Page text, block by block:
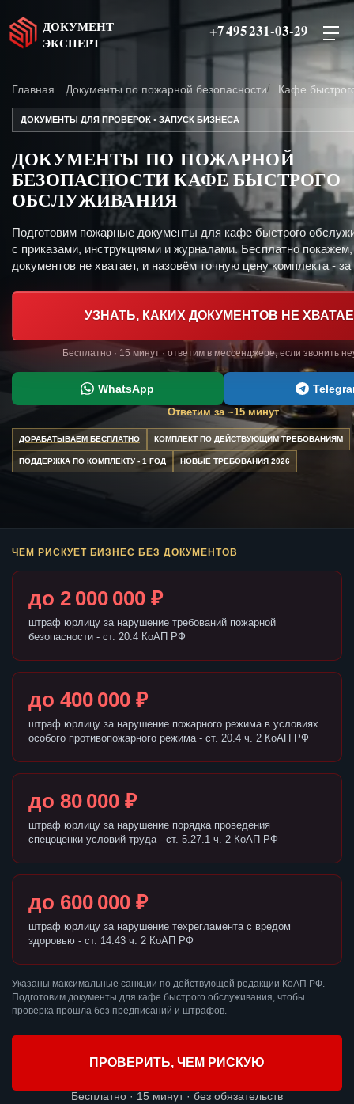
ДОКУМЕНТ
ЭКСПЕРТ
+7 495 231-03-29
Главная Документы по пожарной безопасности Кафе
ДОКУМЕНТЫ ДЛЯ ПРОВЕРОК • ЗАПУСК БИЗНЕСА
ДОКУМЕНТЫ ПО ПОЖАРНОЙ
БЕЗОПАСНОСТИ КАФЕ БЫСТРОГО
ОБСЛУЖИВАНИЯ
Подготовим пожарные документы для кафе быстрого
с приказами, инструкциями и журналами. Бесплатно покажем,
документов не хватает, и назовём точную цену комплекта - за
УЗНАТЬ, КАКИХ ДОКУМЕНТОВ НЕ
Бесплатно · 15 минут · ответим в мессенджере, если звонить
WhatsApp
Ответим за ~15 минут
ДОРАБАТЫВАЕМ БЕСПЛАТНО КОМПЛЕКТ ПО ДЕЙСТВУЮЩИМ ТРЕБОВАНИЯМ
ПОДДЕРЖКА ПО КОМПЛЕКТУ - 1 ГОД НОВЫЕ ТРЕБОВАНИЯ 2026
ЧЕМ РИСКУЕТ БИЗНЕС БЕЗ ДОКУМЕНТОВ
до 2 000 000 ₽
штраф юрлицу за нарушение требований пожарной
безопасности - ст. 20.4 КоАП РФ
до 400 000 ₽
штраф юрлицу за нарушение пожарного режима в условиях
особого противопожарного режима - ст. 20.4 ч. 2 КоАП РФ
до 80 000 ₽
штраф юрлицу за нарушение порядка проведения
спецоценки условий труда - ст. 5.27.1 ч. 2 КоАП РФ
до 600 000 ₽
штраф юрлицу за нарушение техрегламента с вредом
здоровью - ст. 14.43 ч. 2 КоАП РФ
Указаны максимальные санкции по действующей редакции КоАП РФ.
Подготовим документы для кафе быстрого обслуживания, чтобы
проверка прошла без предписаний и штрафов.
ПРОВЕРИТЬ, ЧЕМ РИСКУЮ
Бесплатно · 15 минут · без обязательств